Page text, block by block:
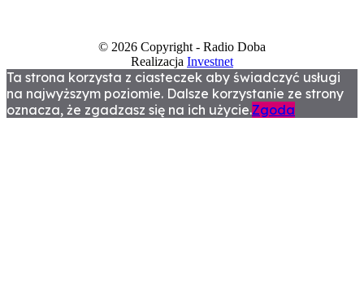
© 2026 Copyright - Radio Doba
Realizacja Investnet
Ta strona korzysta z ciasteczek aby świadczyć usługi
na najwyższym poziomie. Dalsze korzystanie ze strony
oznacza, że zgadzasz się na ich użycie.Zgoda